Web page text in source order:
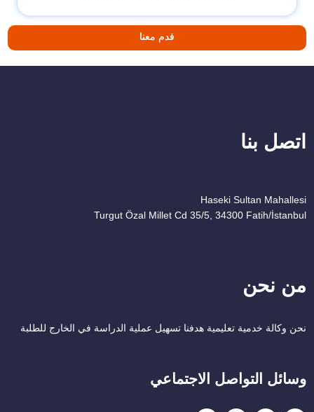
قدم معنا
اتصل بنا
Haseki Sultan Mahallesi
Turgut Özal Millet Cd 35/5, 34300 Fatih/İstanbul
من نحن
نحن وكالة خدمية تعليمية هدفنا تسهيل عملية الدراسة في الخارج للطلبة
وسائل التواصل الاجتماعي